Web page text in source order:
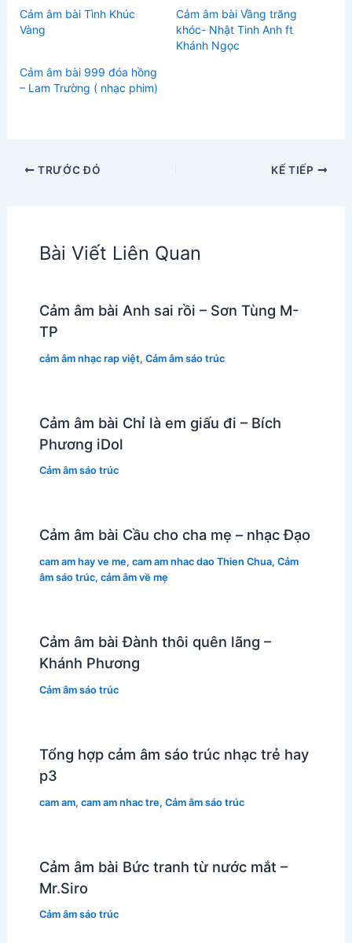
Cảm âm bài Tình Khúc
Vàng
Cảm âm bài Vầng trăng
khóc- Nhật Tinh Anh ft
Khánh Ngọc
Cảm âm bài 999 đóa hồng
– Lam Trường ( nhạc phim)
TRƯỚC ĐÓ KẾ TIẾP
Bài Viết Liên Quan
Cảm âm bài Anh sai rồi – Sơn Tùng M-
TP
cảm âm nhạc rap việt, Cảm âm sáo trúc
Cảm âm bài Chỉ là em giấu đi – Bích
Phương iDol
Cảm âm sáo trúc
Cảm âm bài Cầu cho cha mẹ – nhạc Đạo
cam am hay ve me, cam am nhac dao Thien Chua, Cảm
âm sáo trúc, cảm âm về mẹ
Cảm âm bài Đành thôi quên lãng –
Khánh Phương
Cảm âm sáo trúc
Tổng hợp cảm âm sáo trúc nhạc trẻ hay
p3
cam am, cam am nhac tre, Cảm âm sáo trúc
Cảm âm bài Bức tranh từ nước mắt –
Mr.Siro
Cảm âm sáo trúc